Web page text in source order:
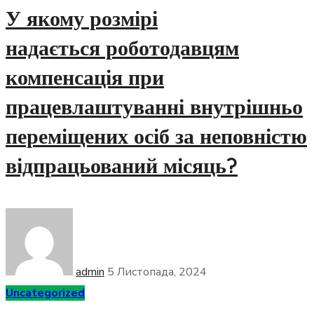
У якому розмірі
надається роботодавцям
компенсація при
працевлаштуванні внутрішньо
переміщених осіб за неповністю
відпрацьований місяць?
admin 5 Листопада, 2024
Uncategorized